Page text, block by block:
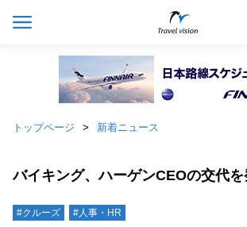
トップページ 新着ニュース
バイキング、ハーゲンCEOの交代を
#クルーズ #人事・HR